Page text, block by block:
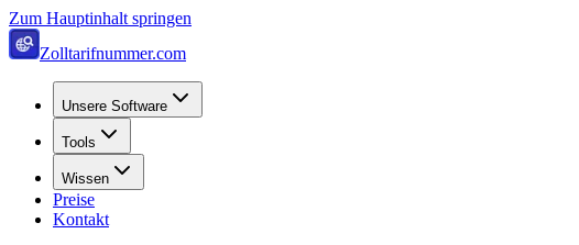
Zum Hauptinhalt springen
Zolltarifnummer.com
Unsere Software
Tools
Wissen
Preise
Kontakt